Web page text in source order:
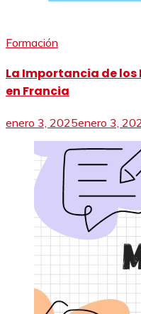
Formación
La Importancia de
en Francia
enero 3, 2025enero 3,